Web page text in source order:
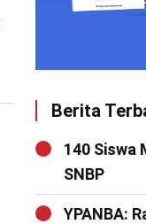
Berita
140 Siswa
SNBP
YPANBA: